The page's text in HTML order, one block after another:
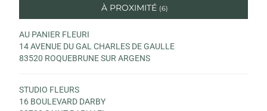
À PROXIMITÉ (6)
AU PANIER FLEURI
14 AVENUE DU GAL CHARLES DE GAULLE
83520 ROQUEBRUNE SUR ARGENS
STUDIO FLEURS
16 BOULEVARD DARBY